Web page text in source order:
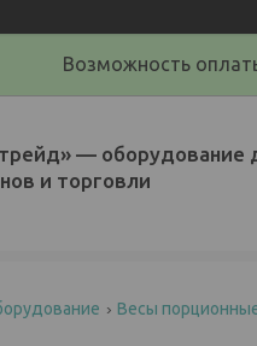
Возможность
— оборудование
и торговли
Весы